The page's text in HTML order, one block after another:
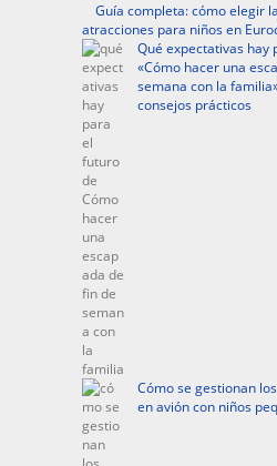
Guía completa: cómo elegir
atracciones para niños en
Qué expectativas hay
«Cómo hacer una
semana con la
consejos prácticos
Cómo se gestionan
en avión con niños